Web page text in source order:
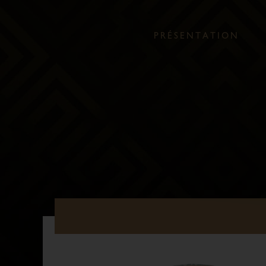
P R É S E N T A T I O N